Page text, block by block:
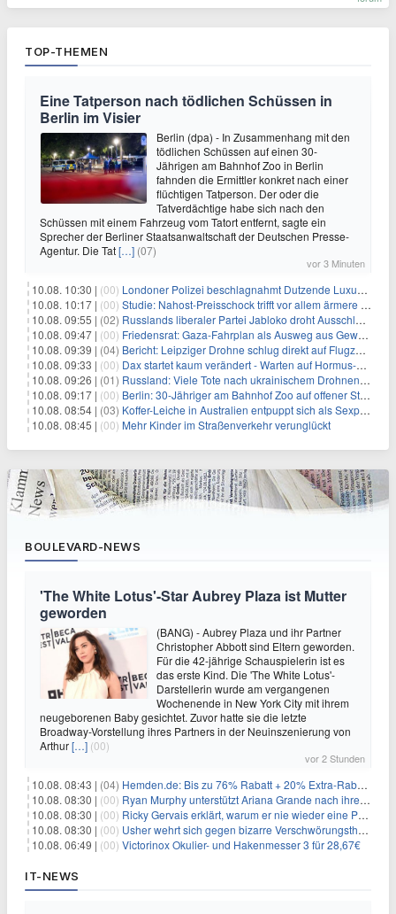
TOP-THEMEN
Eine Tatperson nach tödlichen Schüssen in
Berlin im Visier
Berlin (dpa) - In Zusammenhang mit den
tödlichen Schüssen auf einen 30-
Jährigen am Bahnhof Zoo in Berlin
fahnden die Ermittler konkret nach einer
flüchtigen Tatperson. Der oder die
Tatverdächtige habe sich nach den
Schüssen mit einem Fahrzeug vom Tatort entfernt, sagte ein
Sprecher der Berliner Staatsanwaltschaft der Deutschen Presse-
Agentur. Die Tat[…] (07)
vor 3 Minuten
10.08. 10:30 | (00) Londoner Polizei beschlagnahmt Dutzende Luxusautos
10.08. 10:17 | (00) Studie: Nahost-Preisschock trifft vor allem ärmere Haushalte
10.08. 09:55 | (02) Russlands liberaler Partei Jabloko droht Ausschluss von Wahl
10.08. 09:47 | (00) Friedensrat: Gaza-Fahrplan als Ausweg aus Gewaltspirale
10.08. 09:39 | (04) Bericht: Leipziger Drohne schlug direkt auf Flugzeug ein
10.08. 09:33 | (00) Dax startet kaum verändert - Warten auf Hormus-Öffnung geht weiter
10.08. 09:26 | (01) Russland: Viele Tote nach ukrainischem Drohnenangriff
10.08. 09:17 | (00) Berlin: 30-Jähriger am Bahnhof Zoo auf offener Straße erschossen
10.08. 08:54 | (03) Koffer-Leiche in Australien entpuppt sich als Sexpuppe
10.08. 08:45 | (00) Mehr Kinder im Straßenverkehr verunglückt
BOULEVARD-NEWS
'The White Lotus'-Star Aubrey Plaza ist Mutter
geworden
(BANG) - Aubrey Plaza und ihr Partner
Christopher Abbott sind Eltern geworden.
Für die 42-jährige Schauspielerin ist es
das erste Kind. Die 'The White Lotus'-
Darstellerin wurde am vergangenen
Wochenende in New York City mit ihrem
neugeborenen Baby gesichtet. Zuvor hatte sie die letzte
Broadway-Vorstellung ihres Partners in der Neuinszenierung von
Arthur[…] (00)
vor 2 Stunden
10.08. 08:43 | (04) Hemden.de: Bis zu 76% Rabatt + 20% Extra-Rabatt auf ALLE Hemden
10.08. 08:30 | (00) Ryan Murphy unterstützt Ariana Grande nach ihrem Ausstieg bei 'American Horror Story'
10.08. 08:30 | (00) Ricky Gervais erklärt, warum er nie wieder eine Preisverleihung moderieren will
10.08. 08:30 | (00) Usher wehrt sich gegen bizarre Verschwörungstheorie über angeblichen 'Klon'
10.08. 06:49 | (00) Victorinox Okulier- und Hakenmesser 3 für 28,67€
IT-NEWS